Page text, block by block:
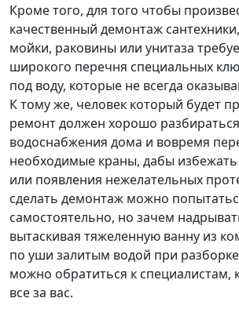
Кроме того, для того чтобы
качественный демонтаж
мойки, раковины или унитаза
широкого перечня специальных
под воду, которые не всегда
К тому же, человек который будет
ремонт должен хорошо
водоснабжения дома и вовремя
необходимые краны, дабы
или появления нежелательных
сделать демонтаж можно
самостоятельно, но зачем
вытаскивая тяжеленную ванну из
по уши залитым водой при разборке
можно обратиться к специалистам,
все за вас.